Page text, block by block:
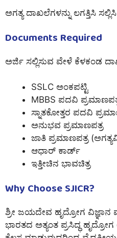
ಅಗತ್ಯ ದಾಖಲೆಗಳನ್ನು ಲಗತ್ತಿಸಿ
Documents Required
ಅರ್ಜಿ ಸಲ್ಲಿಸುವ ವೇಳೆ ಕೆಳಕಂಡ
SSLC ಅಂಕಪಟ್ಟಿ
MBBS ಪದವಿ
ಸ್ನಾತಕೋತ್ತರ ಪದವಿ
ಅನುಭವ ಪ್ರಮಾಣಪತ್ರ
ಜಾತಿ ಪ್ರಮಾಣಪತ್ರ
ಆಧಾರ್ ಕಾರ್ಡ್
ಇತ್ತೀಚಿನ ಭಾವಚಿತ್ರ
Why Choose SJICR?
ಶ್ರೀ ಜಯದೇವ ಹೃದ್ರೋಗ ವಿಜ್ಞಾನ
ಭಾರತದ ಅತ್ಯಂತ ಪ್ರಸಿದ್ಧ ಹೃದ್ರೋಗ